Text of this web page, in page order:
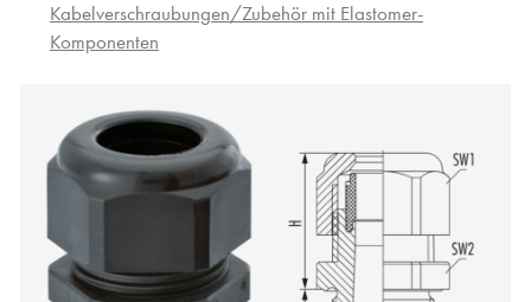
Kabelverschraubungen/Zubehör mit Elastomer-
Komponenten